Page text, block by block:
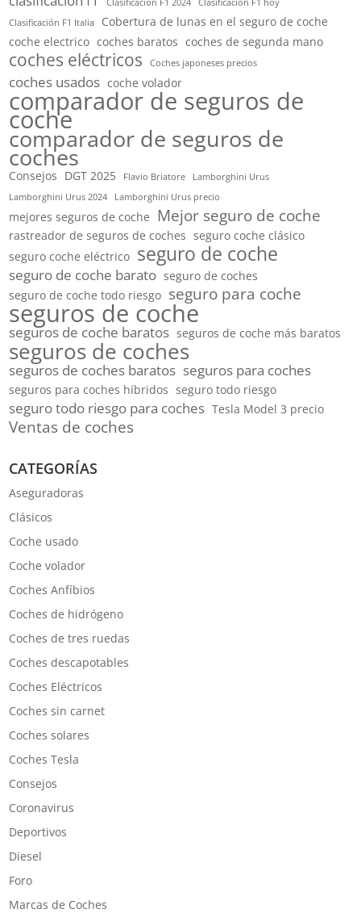
Clasificación F1 Italia
Cobertura de lunas en el seguro de coche
coche electrico coches baratos coches de segunda mano
coches eléctricos Coches japoneses precios
coches usados coche volador
comparador de seguros de
coche
comparador de seguros de
coches
Consejos DGT 2025 Flavio Briatore
Lamborghini Urus
Lamborghini Urus 2024
Lamborghini Urus precio
mejores seguros de coche Mejor seguro de coche
rastreador de seguros de coches seguro coche clásico
seguro coche eléctrico seguro de coche
seguro de coche barato seguro de coches
seguro de coche todo riesgo seguro para coche
seguros de coche
seguros de coche baratos seguros de coche más baratos
seguros de coches
seguros de coches baratos seguros para coches
seguros para coches híbridos seguro todo riesgo
seguro todo riesgo para coches Tesla Model 3 precio
Ventas de coches
CATEGORÍAS
Aseguradoras
Clásicos
Coche usado
Coche volador
Coches Anfíbios
Coches de hidrógeno
Coches de tres ruedas
Coches descapotables
Coches Eléctricos
Coches sin carnet
Coches solares
Coches Tesla
Consejos
Coronavirus
Deportivos
Diesel
Foro
Marcas de Coches